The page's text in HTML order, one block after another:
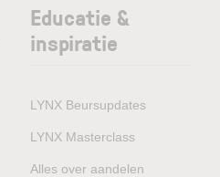
Educatie &
inspiratie
LYNX Beursupdates
LYNX Masterclass
Alles over aandelen